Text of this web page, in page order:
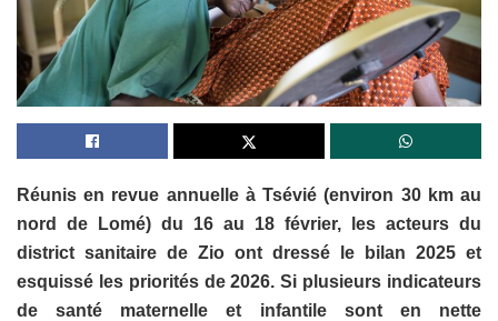
Réunis en revue annuelle à Tsévié (environ 30 km au
nord de Lomé) du 16 au 18 février, les acteurs du
district sanitaire de Zio ont dressé le bilan 2025 et
esquissé les priorités de 2026. Si plusieurs indicateurs
de santé maternelle et infantile sont en nette